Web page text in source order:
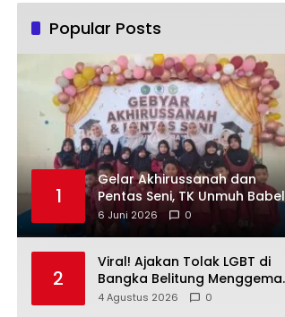
Popular Posts
1
‎Gelar Akhirussanah dan
Pentas Seni, TK Unmuh Babel
Dinilai Berhasil Bangun
6 Juni 2026 0
2
Viral! Ajakan Tolak LGBT di
Bangka Belitung Menggema
di Media Sosial
4 Agustus 2026 0